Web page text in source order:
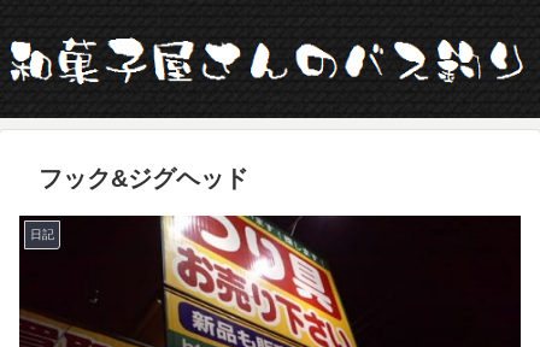
フック&ジグヘッド
日記